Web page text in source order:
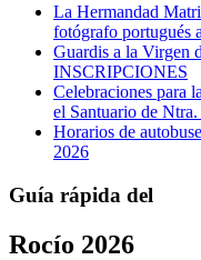
La Hermandad
fotógrafo portugués
Guardis a la Virgen
INSCRIPCIONES
Celebraciones para
el Santuario de
Horarios de
2026
Guía rápida del
Rocío 2026